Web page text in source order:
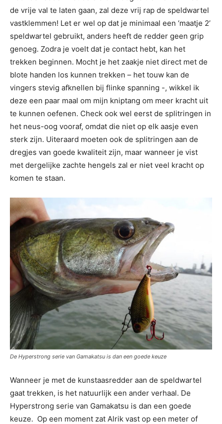
de vrije val te laten gaan, zal deze vrij rap de speldwartel
vastklemmen! Let er wel op dat je minimaal een ‘maatje 2’
speldwartel gebruikt, anders heeft de redder geen grip
genoeg. Zodra je voelt dat je contact hebt, kan het
trekken beginnen. Mocht je het zaakje niet direct met de
blote handen los kunnen trekken – het touw kan de
vingers stevig afknellen bij flinke spanning -, wikkel ik
deze een paar maal om mijn kniptang om meer kracht uit
te kunnen oefenen. Check ook wel eerst de splitringen in
het neus-oog vooraf, omdat die niet op elk aasje even
sterk zijn. Uiteraard moeten ook de splitringen aan de
dregjes van goede kwaliteit zijn, maar wanneer je vist
met dergelijke zachte hengels zal er niet veel kracht op
komen te staan.
De Hyperstrong serie van Gamakatsu is dan een goede keuze
Wanneer je met de kunstaasredder aan de speldwartel
gaat trekken, is het natuurlijk een ander verhaal. De
Hyperstrong serie van Gamakatsu is dan een goede
keuze. Op een moment zat Alrik vast op een meter of